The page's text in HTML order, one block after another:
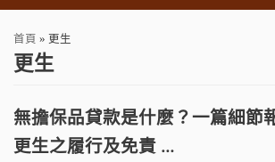
首頁 » 更生
更生
無擔保品貸款是什麼？一篇細節
更生之履行及免責 …